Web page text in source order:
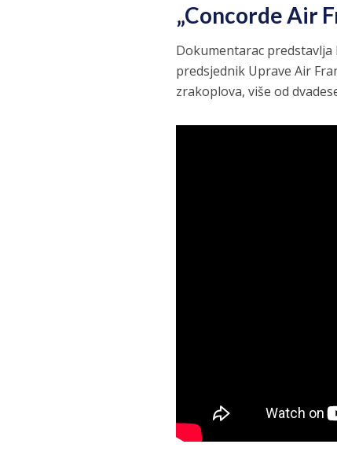
„Concorde Air
Dokumentarac
predsjednik Uprave Air
zrakoplova, više od